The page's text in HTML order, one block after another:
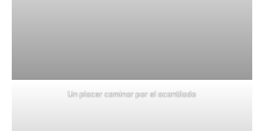
Un placer caminar por el acantilado